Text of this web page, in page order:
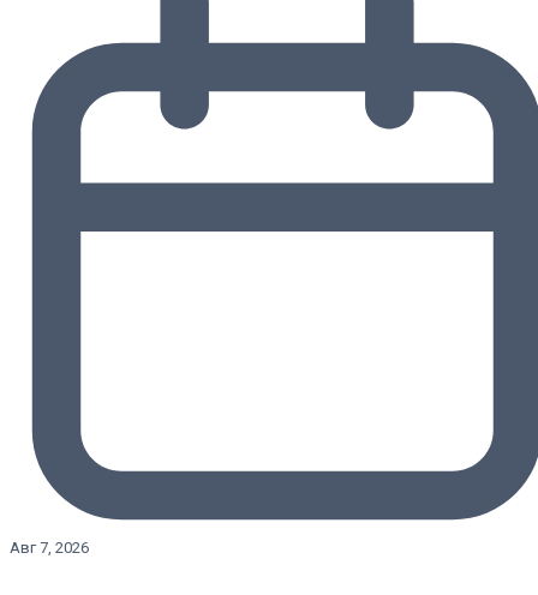
Авг 7, 2026